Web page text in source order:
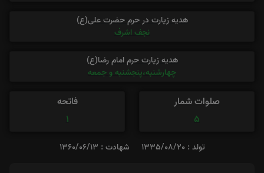
هدیه زیارت در حرم حضرت علی(ع)
نجف اشرف
هدیه زیارت حرم امام رضا(ع)
چهارشنبه،پنجشنبه و جمعه
صلوات شمار
5
فاتحه
1
تولد : 1335/08/20 شهادت : 1360/06/13